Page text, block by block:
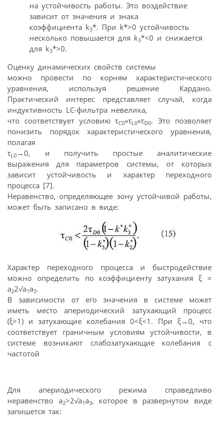
на устойчивость работы. Это воздействие
зависит от значения и знака
коэффициента k3*. При k*>0 устойчивость
несколько повышается для k3*<0 и снижается
для k3*>0.
Оценку динамических свойств системы
можно провести по корням характеристического
уравнения, используя решение Кардано.
Практический интерес представляет случай, когда
индуктивность LC-фильтра невелика,
что соответствует условию τC0»τL0«τD0. Это позволяет
понизить порядок характеристического уравнения,
полагая
τL0 →0, и получить простые аналитические
выражения для параметров системы, от которых
зависит устойчивость и характер переходного
процесса [7].
Неравенство, определяющее зону устойчивой работы,
может быть записано в виде:
Характер переходного процесса и быстродействие
можно определить по коэффициенту затухания ξ =
a22√a1a3.
В зависимости от его значения в системе может
иметь место апериодический затухающий процесс
(ξ>1) и затухающие колебания 0<ξ<1. При ξ→0, что
соответствует граничным условиям устойчивости, в
системе возникают слабозатухающие колебания с
частотой
Для апериодического режима справедливо
неравенство a2>2√a1a3, которое в развернутом виде
запишется так: